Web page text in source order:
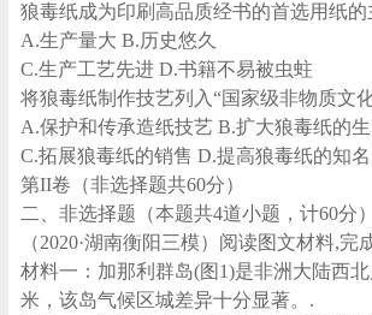
狼毒纸成为印刷高品质经书的首选用纸的
A.生产量大 B.历史悠久
C.生产工艺先进 D.书籍不易被虫蛀
将狼毒纸制作技艺列入“国家级非物质文
A.保护和传承造纸技艺 B.扩大狼毒纸的
C.拓展狼毒纸的销售 D.提高狼毒纸的知
第II卷（非选择题共60分）
二、非选择题（本题共4道小题，计60分）
（2020·湖南衡阳三模）阅读图文材料,完
材料一：加那利群岛(图1)是非洲大陆西
米，该岛气候区城差异十分显著。.